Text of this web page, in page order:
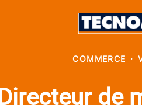
COMMERCE ·
de